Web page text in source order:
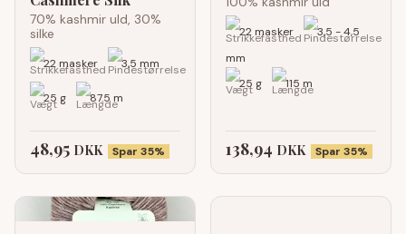
70% kashmir uld, 30%
silke
22 masker 3,5 mm
25 g 87.5 m
48,95 DKK Spar 35%
22 masker
3,5 - 4,5
mm
25 g
115 m
138,94 DKK Spar 35%